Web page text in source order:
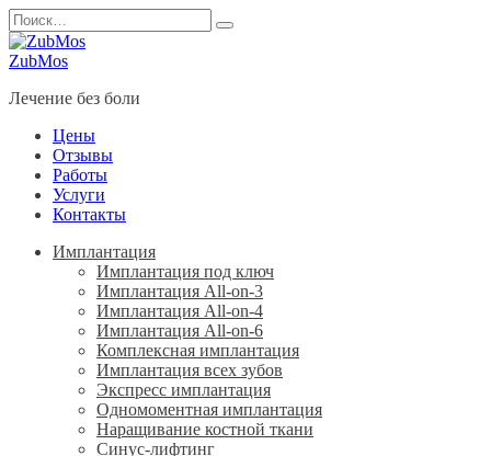
Перейти
к
содержанию
Search
for:
ZubMos
Лечение без боли
Цены
Отзывы
Работы
Услуги
Контакты
Имплантация
Имплантация под ключ
Имплантация All-on-3
Имплантация All-on-4
Имплантация All-on-6
Комплексная имплантация
Имплантация всех зубов
Экспресс имплантация
Одномоментная имплантация
Наращивание костной ткани
Синус-лифтинг